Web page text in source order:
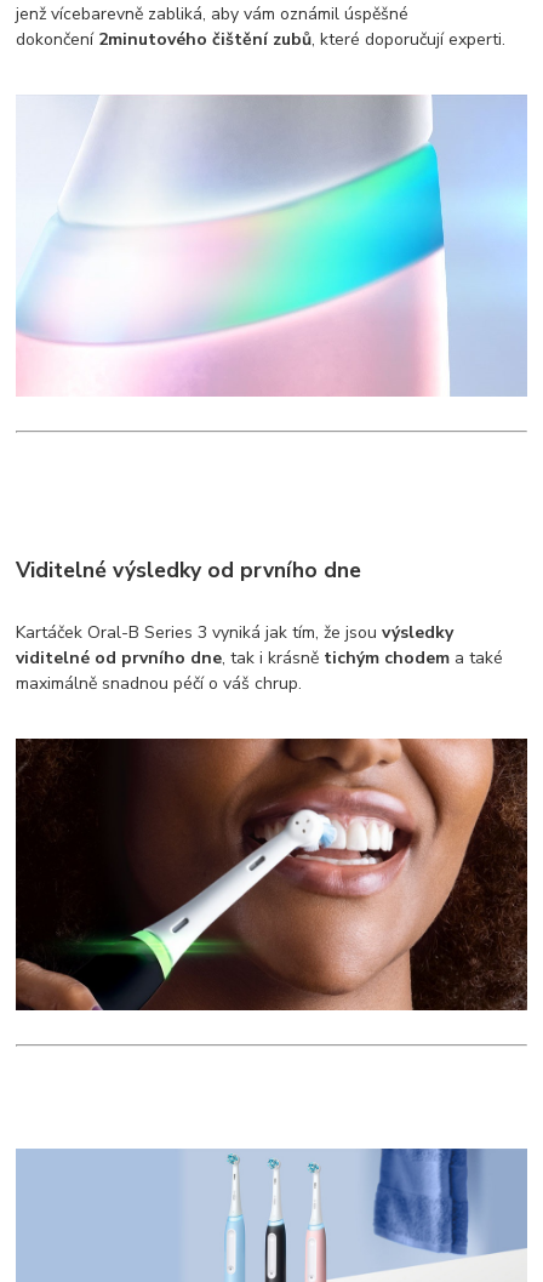
jenž vícebarevně zabliká, aby vám oznámil úspěšné
dokončení 2minutového čištění zubů, které doporučují experti.
Viditelné výsledky od prvního dne
Kartáček Oral-B Series 3 vyniká jak tím, že jsouvýsledky
viditelné od prvního dne, tak i krásně tichým chodem a také
maximálně snadnou péčí o váš chrup.